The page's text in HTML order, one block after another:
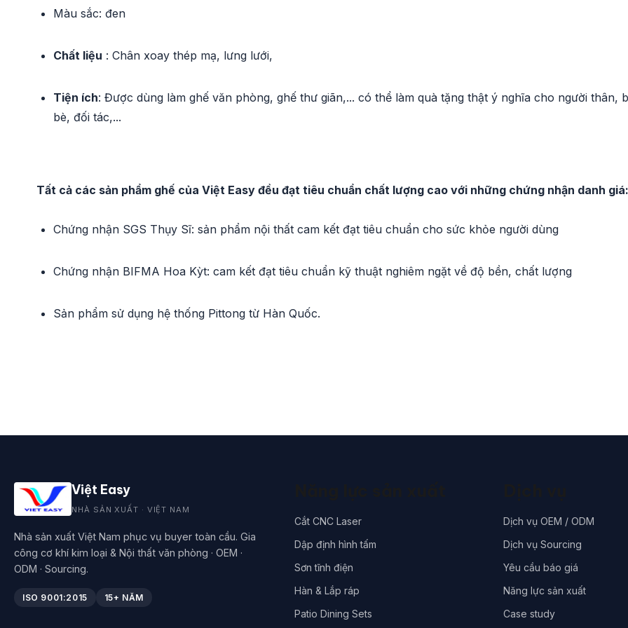
Màu sắc: đen
Chất liệu : Chân xoay thép mạ, lưng lưới,
Tiện ích: Được dùng làm ghế văn phòng, ghế thư giãn,... có thể làm quà tặng thật ý nghĩa cho người thân,
bè, đối tác,...
Tất cả các sản phẩm ghế của Việt Easy đều đạt tiêu chuẩn chất lượng cao với những chứng nhận danh giá:
Chứng nhận SGS Thụy Sĩ: sản phẩm nội thất cam kết đạt tiêu chuẩn cho sức khỏe người dùng
Chứng nhận BIFMA Hoa Kỳt: cam kết đạt tiêu chuẩn kỹ thuật nghiêm ngặt về độ bền, chất lượng
Sản phẩm sử dụng hệ thống Pittong từ Hàn Quốc.
Việt Easy
NHÀ SẢN XUẤT · VIỆT NAM
Nhà sản xuất Việt Nam phục vụ buyer toàn cầu. Gia
công cơ khí kim loại & Nội thất văn phòng · OEM ·
ODM · Sourcing.
ISO 9001:2015 15+ NĂM
Cắt CNC Laser
Dập định hình tấm
Sơn tĩnh điện
Hàn & Lắp ráp
Patio Dining Sets
Dịch vụ OEM / ODM
Dịch vụ Sourcing
Yêu cầu báo giá
Năng lực sản xuất
Case study